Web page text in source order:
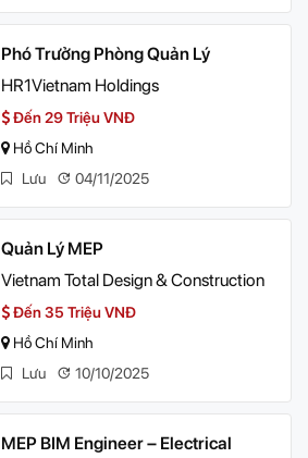
Phó Trưởng Phòng Quản Lý
HR1Vietnam Holdings
Đến 29 Triệu VNĐ
Hồ Chí Minh
Lưu
04/11/2025
Quản Lý MEP
Vietnam Total Design & Construction
Đến 35 Triệu VNĐ
Hồ Chí Minh
Lưu
10/10/2025
MEP BIM Engineer – Electrical